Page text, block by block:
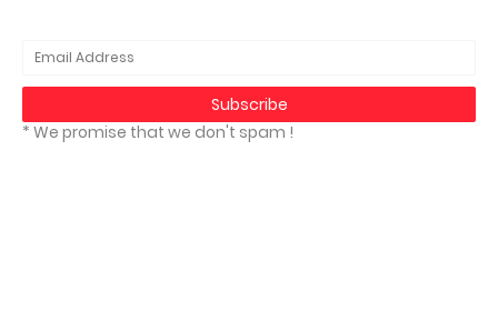
* We promise that we don't spam !